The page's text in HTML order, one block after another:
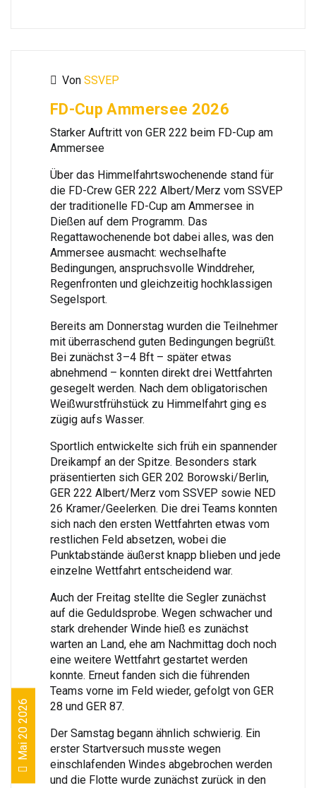
Mai 20 2026
Von SSVEP
FD-Cup Ammersee 2026
Starker Auftritt von GER 222 beim FD-Cup am
Ammersee
Über das Himmelfahrtswochenende stand für
die FD-Crew GER 222 Albert/Merz vom SSVEP
der traditionelle FD-Cup am Ammersee in
Dießen auf dem Programm. Das
Regattawochenende bot dabei alles, was den
Ammersee ausmacht: wechselhafte
Bedingungen, anspruchsvolle Winddreher,
Regenfronten und gleichzeitig hochklassigen
Segelsport.
Bereits am Donnerstag wurden die Teilnehmer
mit überraschend guten Bedingungen begrüßt.
Bei zunächst 3–4 Bft – später etwas
abnehmend – konnten direkt drei Wettfahrten
gesegelt werden. Nach dem obligatorischen
Weißwurstfrühstück zu Himmelfahrt ging es
zügig aufs Wasser.
Sportlich entwickelte sich früh ein spannender
Dreikampf an der Spitze. Besonders stark
präsentierten sich GER 202 Borowski/Berlin,
GER 222 Albert/Merz vom SSVEP sowie NED
26 Kramer/Geelerken. Die drei Teams konnten
sich nach den ersten Wettfahrten etwas vom
restlichen Feld absetzen, wobei die
Punktabstände äußerst knapp blieben und jede
einzelne Wettfahrt entscheidend war.
Auch der Freitag stellte die Segler zunächst
auf die Geduldsprobe. Wegen schwacher und
stark drehender Winde hieß es zunächst
warten an Land, ehe am Nachmittag doch noch
eine weitere Wettfahrt gestartet werden
konnte. Erneut fanden sich die führenden
Teams vorne im Feld wieder, gefolgt von GER
28 und GER 87.
Der Samstag begann ähnlich schwierig. Ein
erster Startversuch musste wegen
einschlafenden Windes abgebrochen werden
und die Flotte wurde zunächst zurück in den